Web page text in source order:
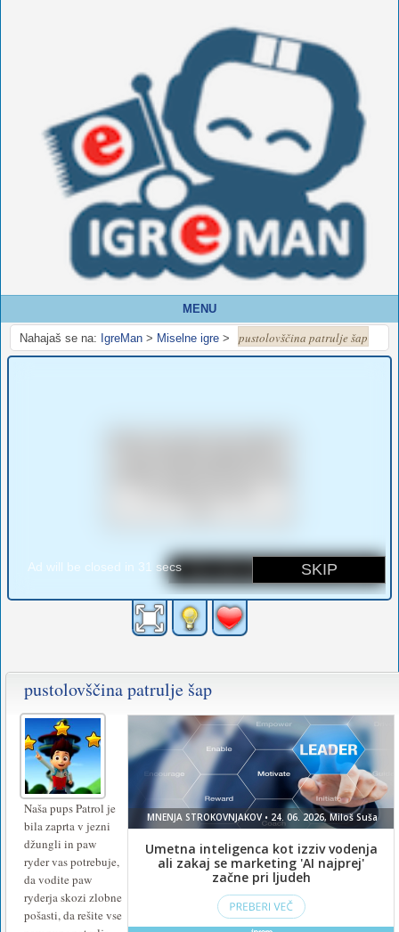
MENU
Nahajaš se na: IgreMan > Miselne igre > pustolovščina patrulje šap
pustolovščina patrulje šap
Naša pups Patrol je
bila zaprta v jezni
džungli in paw
ryder vas potrebuje,
da vodite paw
ryderja skozi zlobne
pošasti, da rešite vse